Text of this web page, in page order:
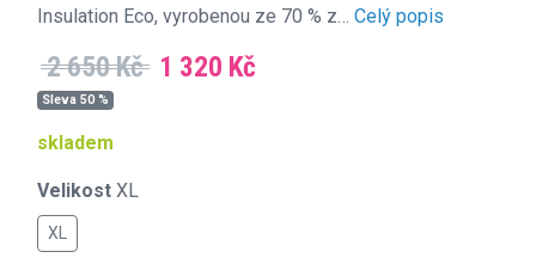
Insulation Eco, vyrobenou ze 70 % z… Celý popis
2 650 Kč 1 320 Kč
Sleva 50 %
skladem
Velikost XL
XL